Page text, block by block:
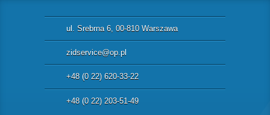
ul. Srebrna 6, 00-810 Warszawa
zidservice@op.pl
+48 (0 22) 620-33-22
+48 (0 22) 203-51-49